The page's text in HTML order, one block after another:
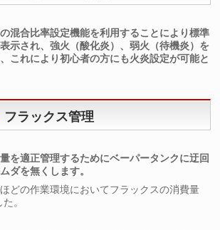
混合比率設定機能を利用することにより標準
示され、強火（酸化炎）、弱火（待機炎）を
これにより初心者の方にも火炎設定が可能と
フラックス管理
を適正管理するためにベーパータンクに迂回
ダを無くします。
の作業環境においてフラックスの消費量
。